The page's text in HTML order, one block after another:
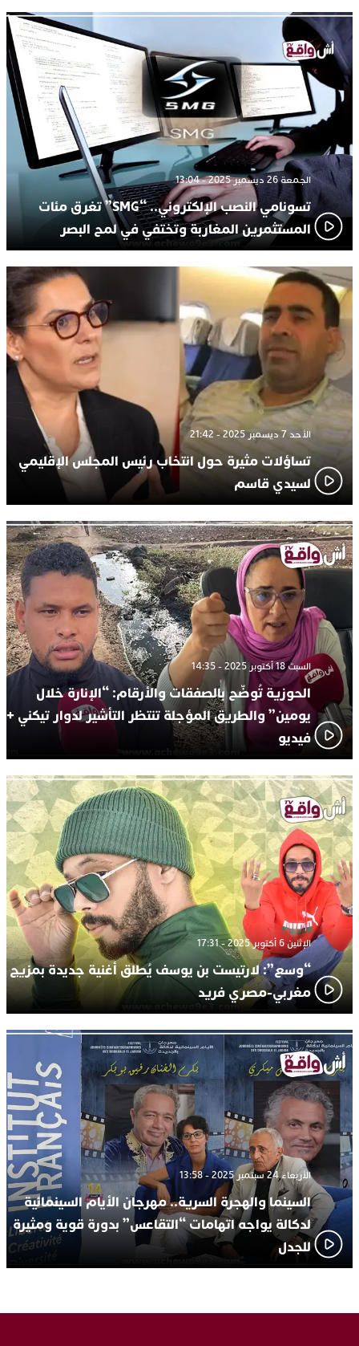
الجمعة 26 ديسمبر 2025 - 13:04
تسونامي النصب الإلكتروني.. “SMG” تغرق مئات
المستثمرين المغاربة وتختفي في لمح البصر
الأحد 7 ديسمبر 2025 - 21:42
تساؤلات مثيرة حول انتخاب رئيس المجلس الإقليمي
لسيدي قاسم
السبت 18 أكتوبر 2025 - 14:35
الحوزية تُوضّح بالصفقات والأرقام: “الإنارة خلال
يومين” والطريق المؤجلة تنتظر التأشير لدوار تيكني +
فيديو
الإثنين 6 أكتوبر 2025 - 17:31
“وسع”: لارتيست بن يوسف يُطلق أغنية جديدة بمزيج
مغربي-مصري فريد
الأربعاء 24 سبتمبر 2025 - 13:58
السينما والهجرة السرية.. مهرجان الأيام السينمائية
لدكالة يواجه اتهامات “التقاعس” بدورة قوية ومثيرة
للجدل